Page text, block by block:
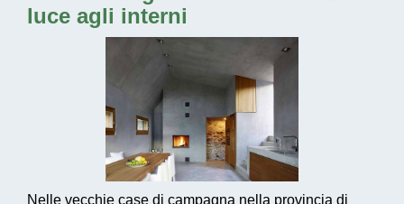
luce agli interni
Nelle vecchie case di campagna nella provincia di